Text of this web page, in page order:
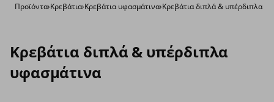
Προϊόντα›Κρεβάτια›Κρεβάτια υφασμάτινα›Κρεβάτια διπλά & υπέρδιπλα
Κρεβάτια διπλά & υπέρδιπλα
υφασμάτινα